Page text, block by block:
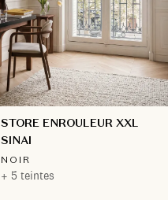
STORE ENROULEUR XXL
SINAI
NOIR
+ 5 teintes